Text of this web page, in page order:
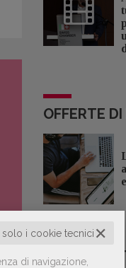
✕
i cookie tecnici
di navigazione,
OFFERTE
LE PIÙ